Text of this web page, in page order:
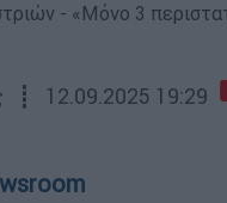
- «Μόνο 3
┋ 12.09.2025 19:29